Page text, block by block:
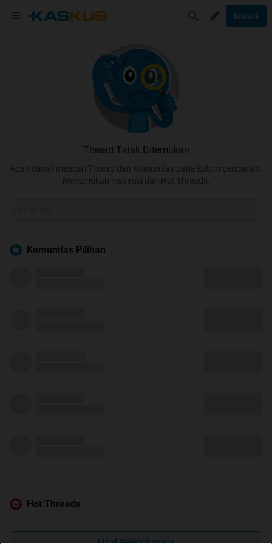
Masuk
Thread Tidak Ditemukan
Agan dapat mencari Thread dan Komunitas pada kolom pencarian.
Menemukan inspirasi dari Hot Threads.
Komunitas Pilihan
Hot Threads
Lihat Selengkapnya